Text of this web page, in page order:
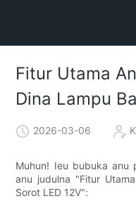
Fitur Utama
Dina Lampu
2026-03-06
Muhun! Ieu bubuka anu
anu judulna "Fitur
Sorot LED 12V":